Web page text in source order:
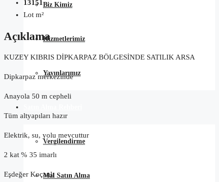
Biz Kimiz
Hizmetlerimiz
Yayınlarımız
Vergilendirme
Mal Satın Alma
13151
Lot m²
Açıklama
KUZEY KIBRIS DİPKARPAZ BÖLGESİNDE SATILIK ARSA
Dipkarpaz merkezinde
Anayola 50 m cepheli
Tüm altyapıları hazır
Elektrik, su, yolu mevcuttur
2 kat % 35 imarlı
Eşdeğer Koçanlı